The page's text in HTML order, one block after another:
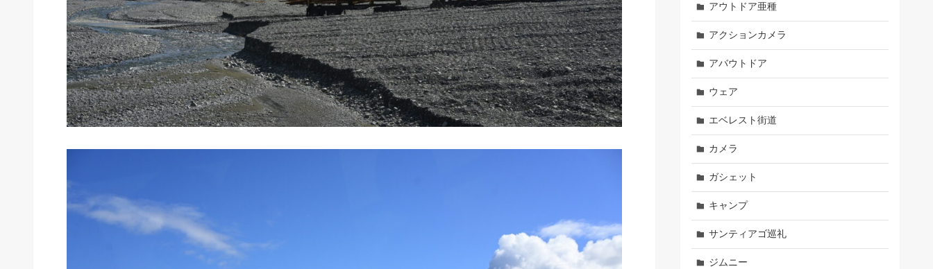
アウトドア亜種
アクションカメラ
アバウトドア
ウェア
エベレスト街道
カメラ
ガシェット
キャンプ
サンティアゴ巡礼
ジムニー